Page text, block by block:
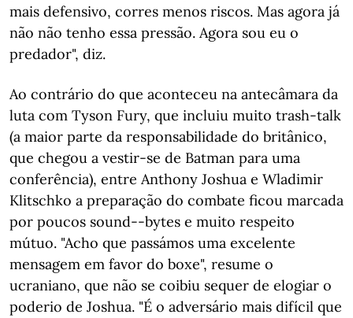
mais defensivo, corres menos riscos. Mas agora já
não não tenho essa pressão. Agora sou eu o
predador", diz.
Ao contrário do que aconteceu na antecâmara da
luta com Tyson Fury, que incluiu muito trash-talk
(a maior parte da responsabilidade do britânico,
que chegou a vestir-se de Batman para uma
conferência), entre Anthony Joshua e Wladimir
Klitschko a preparação do combate ficou marcada
por poucos sound--bytes e muito respeito
mútuo. "Acho que passámos uma excelente
mensagem em favor do boxe", resume o
ucraniano, que não se coibiu sequer de elogiar o
poderio de Joshua. "É o adversário mais difícil que